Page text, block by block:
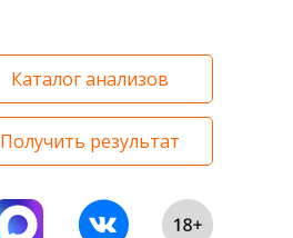
Каталог анализов
Получить результат